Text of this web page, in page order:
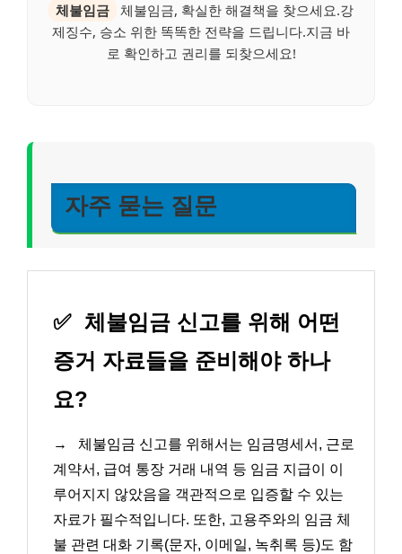
체불임금 체불임금, 확실한 해결책을 찾으세요.강
제징수, 승소 위한 똑똑한 전략을 드립니다.지금 바
로 확인하고 권리를 되찾으세요!
자주 묻는 질문
✅ 체불임금 신고를 위해 어떤
증거 자료들을 준비해야 하나
요?
→
체불임금 신고를 위해서는 임금명세서, 근로
계약서, 급여 통장 거래 내역 등 임금 지급이 이
루어지지 않았음을 객관적으로 입증할 수 있는
자료가 필수적입니다. 또한, 고용주와의 임금 체
불 관련 대화 기록(문자, 이메일, 녹취록 등)도 함